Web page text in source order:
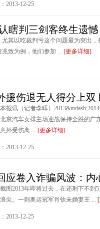
2013-12-25
瞎判三剑客终生遗憾
其以吃裁判亏这个问题最为突出
致为例，他们参加 ... [更多详细]
援伤退无人得分上双
报讯（记者李晖）
京汽车女排主场迎战保持全胜的广
外受伤离 ... [更多详细]
2013-12-25
应卷入诈骗风波：
图2013年即将过去，在还剩下不
尖。一则奥运冠军肖钦未婚妻王 ...
2013-12-25